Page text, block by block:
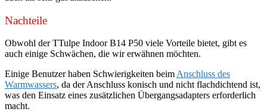
Nachteile
Obwohl der TTulpe Indoor B14 P50 viele Vorteile bietet, gibt es
auch einige Schwächen, die wir erwähnen möchten.
Einige Benutzer haben Schwierigkeiten beimAnschluss des
Warmwassers, da der Anschluss konisch und nicht flachdichtend ist,
was den Einsatz eines zusätzlichen Übergangsadapters erforderlich
macht.